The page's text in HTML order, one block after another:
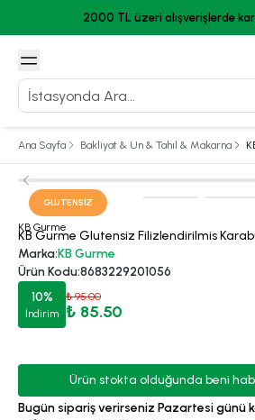
2000 TL üzeri alışverişlerde
Ana Sayfa Bakliyat & Un & Tahıl & Makarna
GLUTENSIZ
KB Gurme
KB Gurme Glutensiz Filizlendirilmis
Marka:KB Gurme
Ürün Kodu:8683229201056
10%
İndirim
₺ 95.00
₺ 85.50
Ürün stokta olduğunda beni
Bugün sipariş verirseniz Pazartesi günü